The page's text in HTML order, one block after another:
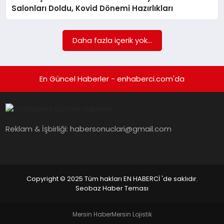
Salonları Doldu, Kovid Dönemi Hazırlıkları
Daha fazla içerik yok...
En Güncel Haberler - enhaberci.com'da
Reklam & İşbirliği:habersonuclari@gmail.com
Copyright © 2025 Tüm hakları EN HABERCİ 'de saklıdır.
Seobaz Haber Teması
Mersin HaberMersin Lojistik